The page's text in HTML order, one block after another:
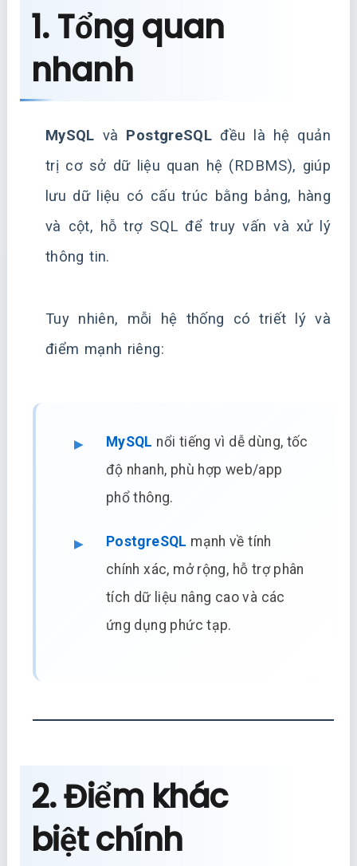
1. Tổng quan
nhanh
MySQL và PostgreSQL đều là hệ quản
trị cơ sở dữ liệu quan hệ (RDBMS), giúp
lưu dữ liệu có cấu trúc bằng bảng, hàng
và cột, hỗ trợ SQL để truy vấn và xử lý
thông tin.
Tuy nhiên, mỗi hệ thống có triết lý và
điểm mạnh riêng:
MySQL nổi tiếng vì dễ dùng, tốc
độ nhanh, phù hợp web/app
phổ thông.
PostgreSQL mạnh về tính
chính xác, mở rộng, hỗ trợ phân
tích dữ liệu nâng cao và các
ứng dụng phức tạp.
2. Điểm khác
biệt chính